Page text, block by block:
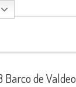
Barco de